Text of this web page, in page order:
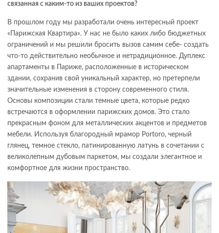
связанная с каким-то из ваших проектов?
В прошлом году мы разработали очень интересный проект
«Парижская Квартира». У нас не было каких либо бюджетных
ограничений и мы решили бросить вызов самим себе- создать
что-то действительно необычное и нетрадиционное. Дуплекс
апартаменты в Париже, расположенные в историческом
здании, сохранив свой уникальный характер, но претерпели
значительные изменения в сторону современного стиля.
Основы композиции стали темные цвета, которые редко
встречаются в оформлении парижских домов. Это стало
прекрасным фоном для металлических акцентов и предметов
мебели. Используя благородный мрамор Portoro, черный
глянец, темное стекло, патинированную латунь в сочетании с
великолепным дубовым паркетом, мы создали элегантное и
комфортное для жизни пространство.